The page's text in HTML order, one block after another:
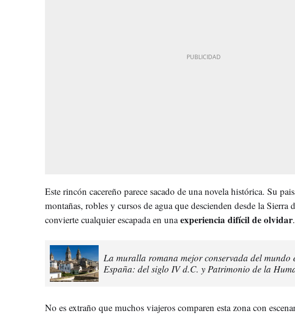
Este rincón cacereño parece sacado de una novela histórica. Su
montañas, robles y cursos de agua que descienden desde la Sierra
convierte cualquier escapada en unaexperiencia difícil de olvidar.
La muralla romana mejor conservada del mundo
España: del siglo IV d.C. y Patrimonio de la
No es extraño que muchos viajeros comparen esta zona con